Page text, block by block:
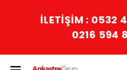
İLETİŞİM : 0532
0216 594